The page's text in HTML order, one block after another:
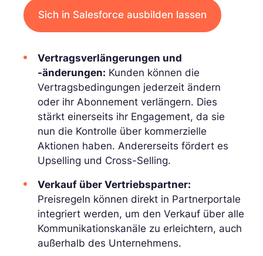
Sich in Salesforce ausbilden lassen
Vertragsverlängerungen und
-änderungen: Kunden können die
Vertragsbedingungen jederzeit ändern
oder ihr Abonnement verlängern. Dies
stärkt einerseits ihr Engagement, da sie
nun die Kontrolle über kommerzielle
Aktionen haben. Andererseits fördert es
Upselling und Cross-Selling.
Verkauf über Vertriebspartner:
Preisregeln können direkt in Partnerportale
integriert werden, um den Verkauf über alle
Kommunikationskanäle zu erleichtern, auch
außerhalb des Unternehmens.